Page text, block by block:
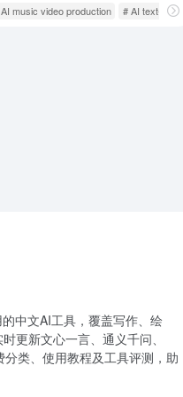
music video production # AI text-to-
中文AI工具，覆盖写作、绘
更新文心一言、通义千问、
类、使用教程及工具评测，助